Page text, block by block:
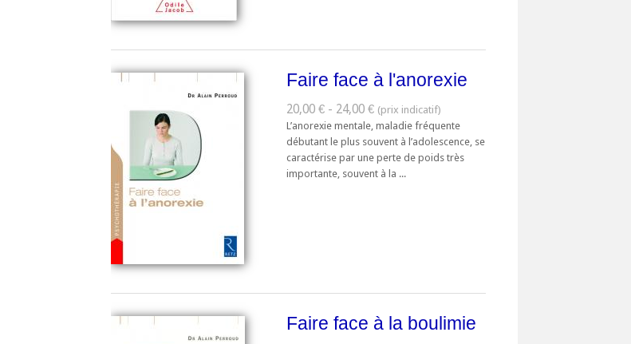
Faire face à l'anorexie
20,00 € - 24,00 €
L’anorexie mentale, maladie fréquente
débutant le plus souvent à l’adolescence, se
caractérise par une perte de poids très
importante, souvent à la ...
Faire face à la boulimie